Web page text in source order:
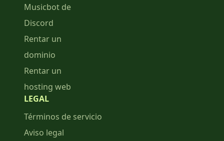
Musicbot de
Discord
Rentar un
dominio
Rentar un
hosting web
LEGAL
Términos de servicio
Aviso legal